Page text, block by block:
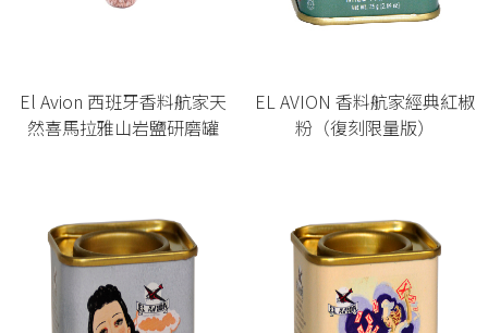
El Avion 西班牙香料航家天
然喜馬拉雅山岩鹽研磨罐
EL AVION 香料航家經典紅椒
粉（復刻限量版）